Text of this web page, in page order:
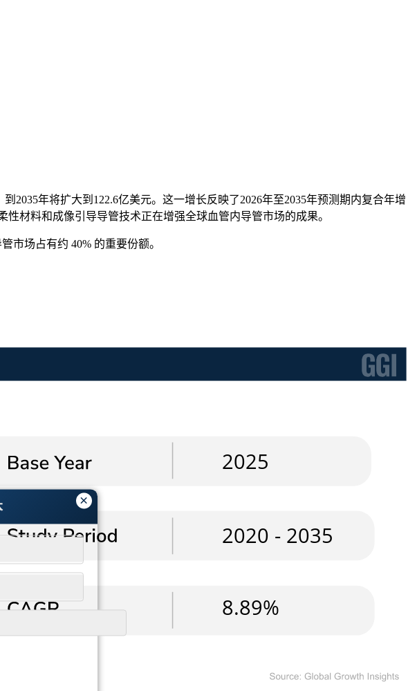
×
2035年将扩大到122.6亿美元。这一增长反映了2026年至2035年预测期内复合年增
材料和成像引导导管技术正在增强全球血管内导管市场的成果。
市场占有约 40% 的重要份额。